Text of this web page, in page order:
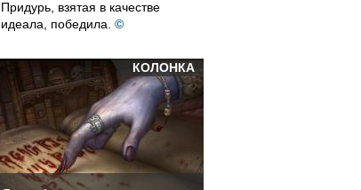
Придурь, взятая в качестве
идеала, победила. ©
КОЛОНКА